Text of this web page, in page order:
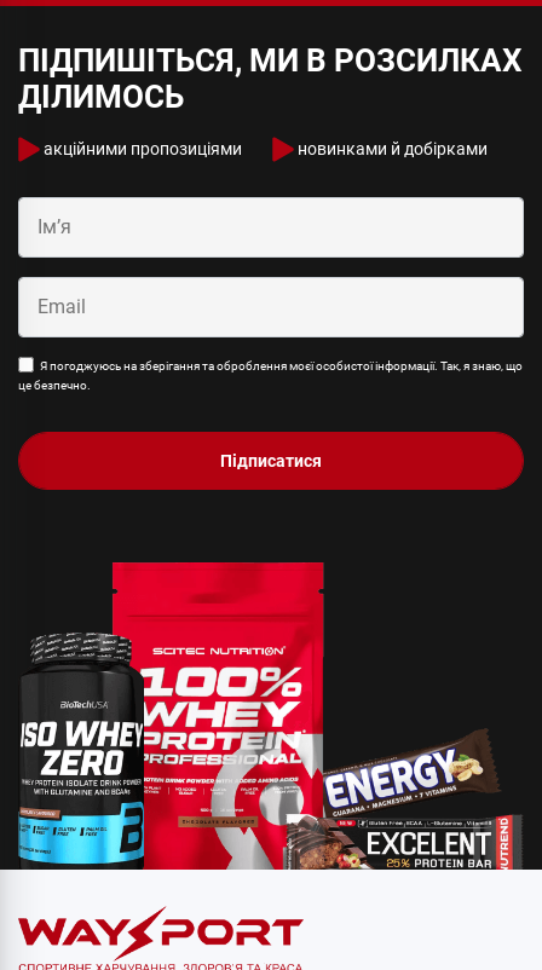
ПІДПИШІТЬСЯ, МИ В РОЗСИЛКАХ
ДІЛИМОСЬ
акційними пропозиціями новинками й добірками
Я погоджуюсь на зберігання та оброблення моєї особистої інформації. Так, я знаю, що
це безпечно.
Підписатися